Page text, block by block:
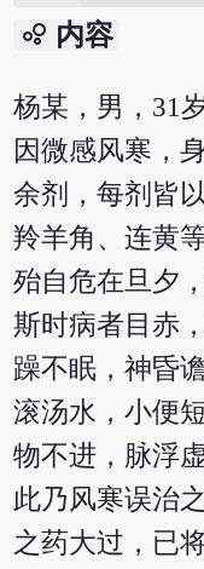
bubble_chart 内容
杨某，男，31
因微感风寒，
余剂，每剂皆
羚羊角、连黄
殆自危在旦夕
斯时病者目赤
躁不眠，神昏
滚汤水，小便
物不进，脉浮
此乃风寒误治
之药大过，已